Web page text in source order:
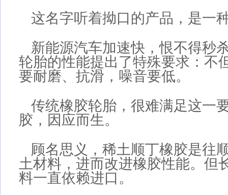
这名字听着拗口的产品，是一
新能源汽车加速快，恨不得秒
轮胎的性能提出了特殊要求：不
要耐磨、抗滑，噪音要低。
传统橡胶轮胎，很难满足这一
胶，因应而生。
顾名思义，稀土顺丁橡胶是往
土材料，进而改进橡胶性能。但
料一直依赖进口。